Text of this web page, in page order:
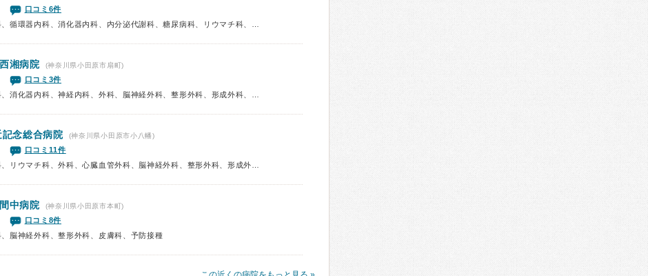
口コミ6件
湘病院 (神奈川県小田原市扇町)
口コミ3件
念総合病院 (神奈川県小田原市小八幡)
口コミ11件
中病院 (神奈川県小田原市本町)
口コミ8件
脳神経外科、整形外科、皮膚科、予防接種